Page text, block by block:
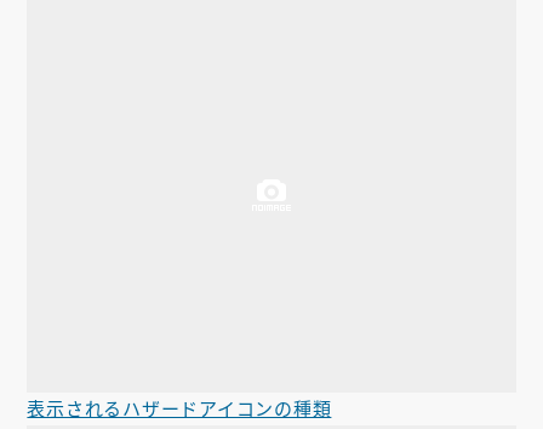
表示されるハザードアイコンの種類